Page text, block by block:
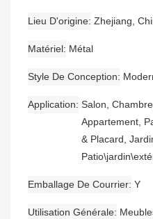
Lieu D'origine Zhejiang,
Matériel Métal
Style De Conception
Application Salon,
Appartement,
& Placard,
Emballage De Courrier Y
Utilisation Générale